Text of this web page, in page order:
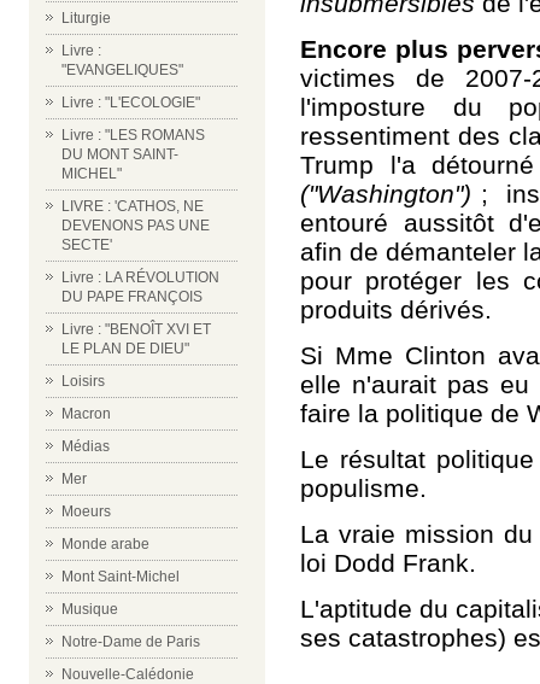
Liturgie
Livre :
"EVANGELIQUES"
Livre : "L'ECOLOGIE"
Livre : "LES ROMANS
DU MONT SAINT-
MICHEL"
LIVRE : 'CATHOS, NE
DEVENONS PAS UNE
SECTE'
Livre : LA RÉVOLUTION
DU PAPE FRANÇOIS
Livre : "BENOÎT XVI ET
LE PLAN DE DIEU"
Loisirs
Macron
Médias
Mer
Moeurs
Monde arabe
Mont Saint-Michel
Musique
Notre-Dame de Paris
Nouvelle-Calédonie
Encore plus
victimes de
l'imposture du
ressentiment des
Trump l'a
("Washington") ;
entouré aussitôt
afin de démanteler
pour protéger les
produits dérivés.
Si Mme Clinton
elle n'aurait pas eu
faire la politique de
Le résultat
populisme.
La vraie mission
loi Dodd Frank.
L'aptitude du
ses catastrophes)